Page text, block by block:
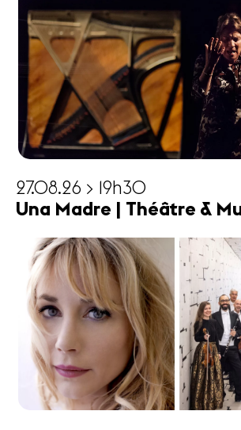
27.08.26 > 19h30
Una Madre | Théâtre &